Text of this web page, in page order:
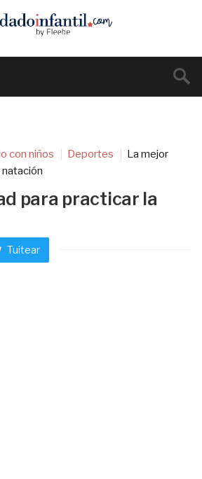
con niños Deportes
La mejor
para practicar la
Tuitear